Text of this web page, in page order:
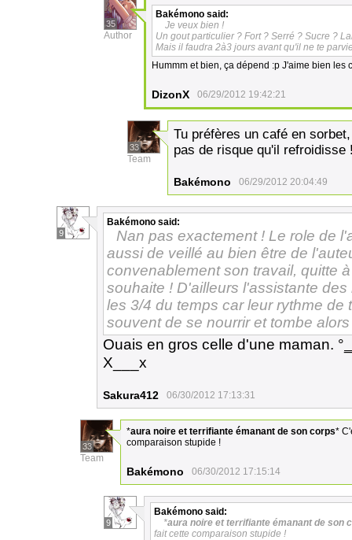
35
Author
Bakémono said:
Je veux bien !
Un gout particulier ? Fort ? Serré ? Sucre ?
Mais il faudra 2à3 jours avant qu'il ne te
Hummm et bien, ça dépend :p J'aime bien les
DizonX 06/29/2012 19:42:21
33
Team
Tu préfères un café en
pas de risque qu'il refroidisse
Bakémono 06/29/2012 20:04:49
9
Bakémono said:
Nan pas exactement ! Le role de
aussi de veillé au bien être de
convenablement son travail, quitte
souhaite ! D'ailleurs l'assistante
les 3/4 du temps car leur rythme
souvent de se nourrir et tombe
Ouais en gros celle d'une maman. °
X___x
Sakura412 06/30/2012 17:13:31
33
Team
*aura noire et terrifiante émanant de son corps*
comparaison stupide !
Bakémono 06/30/2012 17:15:14
9
Bakémono said:
*aura noire et terrifiante émanant de son
fait cette comparaison stupide !